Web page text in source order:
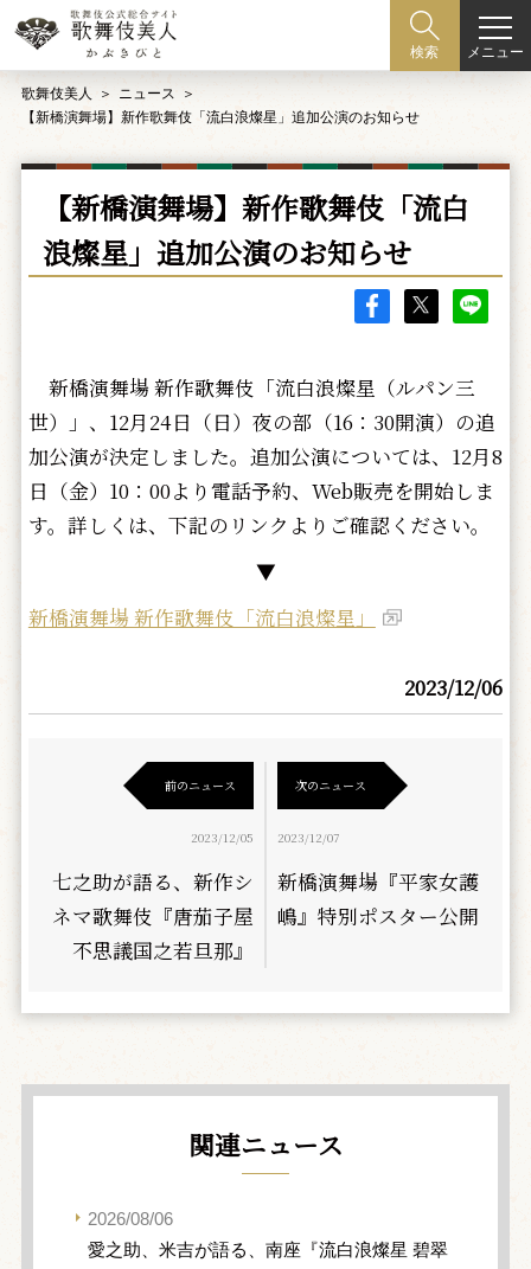
検索 メニュー
歌舞伎美人
ニュース
【新橋演舞場】新作歌舞伎「流白浪燦星」追加公演のお知らせ
【新橋演舞場】新作歌舞伎「流白
浪燦星」追加公演のお知らせ
新橋演舞場 新作歌舞伎「流白浪燦星（ルパン三
世）」、12月24日（日）夜の部（16：30開演）の追
加公演が決定しました。追加公演については、12月8
日（金）10：00より電話予約、Web販売を開始しま
す。詳しくは、下記のリンクよりご確認ください。
▼
新橋演舞場 新作歌舞伎「流白浪燦星」
2023/12/06
前のニュース
2023/12/05
七之助が語る、新作シ
ネマ歌舞伎『唐茄子屋
不思議国之若旦那』
次のニュース
2023/12/07
新橋演舞場『平家女護
嶋』特別ポスター公開
関連ニュース
2026/08/06
愛之助、米吉が語る、南座『流白浪燦星 碧翠